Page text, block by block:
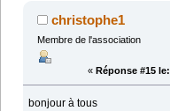
christophe1
Membre de l'association
« Réponse #15 le:
bonjour à tous